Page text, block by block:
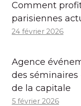
Comment
parisiennes
24 février 2026
Agence
des
de la capitale
5 février 2026